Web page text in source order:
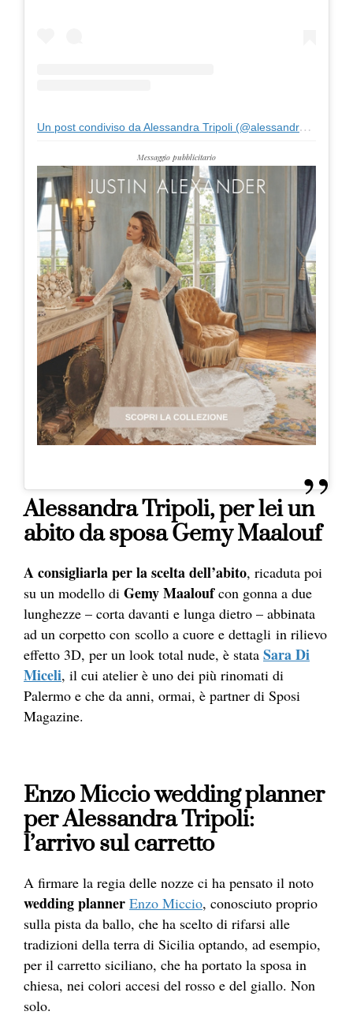
Un post condiviso da Alessandra Tripoli (@alessandratripoli)
Messaggio pubblicitario
Alessandra Tripoli, per lei un
abito da sposa Gemy Maalouf
A consigliarla per la scelta dell’abito, ricaduta poi
su un modello di Gemy Maaloufcon gonna a due
lunghezze – corta davanti e lunga dietro – abbinata
ad un corpetto con scollo a cuore e dettagli in rilievo
effetto 3D, per un look total nude, è stata Sara Di
Miceli, il cui atelier è uno dei più rinomati di
Palermo e che da anni, ormai, è partner di Sposi
Magazine.
Enzo Miccio wedding planner
per Alessandra Tripoli:
l’arrivo sul carretto
A firmare la regia delle nozze ci ha pensato il noto
wedding planner Enzo Miccio, conosciuto proprio
sulla pista da ballo, che ha scelto di rifarsi alle
tradizioni della terra di Sicilia optando, ad esempio,
per il carretto siciliano, che ha portato la sposa in
chiesa, nei colori accesi del rosso e del giallo. Non
solo.